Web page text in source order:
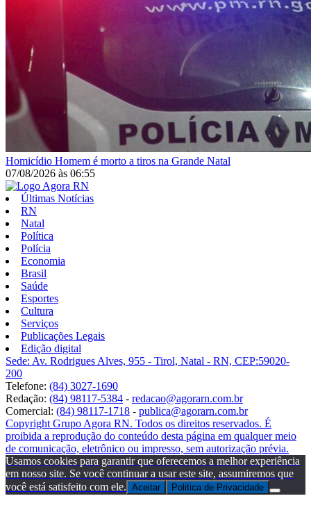
Homicídio Homem é morto a tiros na Grande Natal
07/08/2026 às 06:55
Últimas Notícias
RN
Natal
Política
Polícia
Economia
Brasil
Saúde
Esportes
Cultura
Serviços
Publicações Legais
Edição digital
Sede: Av. Rodrigues Alves, 955 - Tirol, Natal - RN, CEP:59020-
200
Telefone: (84) 3027-1690
Redação: (84) 98117-5384 - redacao@agorarn.com.br
Comercial: (84) 98117-1718 - publica@agorarn.com.br
Copyright Grupo Agora RN. Todos os direitos reservados. É
proibida a reprodução do conteúdo desta página em qualquer meio
de comunicação, eletrônico ou impresso, sem autorização prévia.
Usamos cookies para garantir que oferecemos a melhor experiência
em nosso site. Se você continuar a usar este site, assumiremos que
você está satisfeito com ele. Aceitar Politica de Privacidade